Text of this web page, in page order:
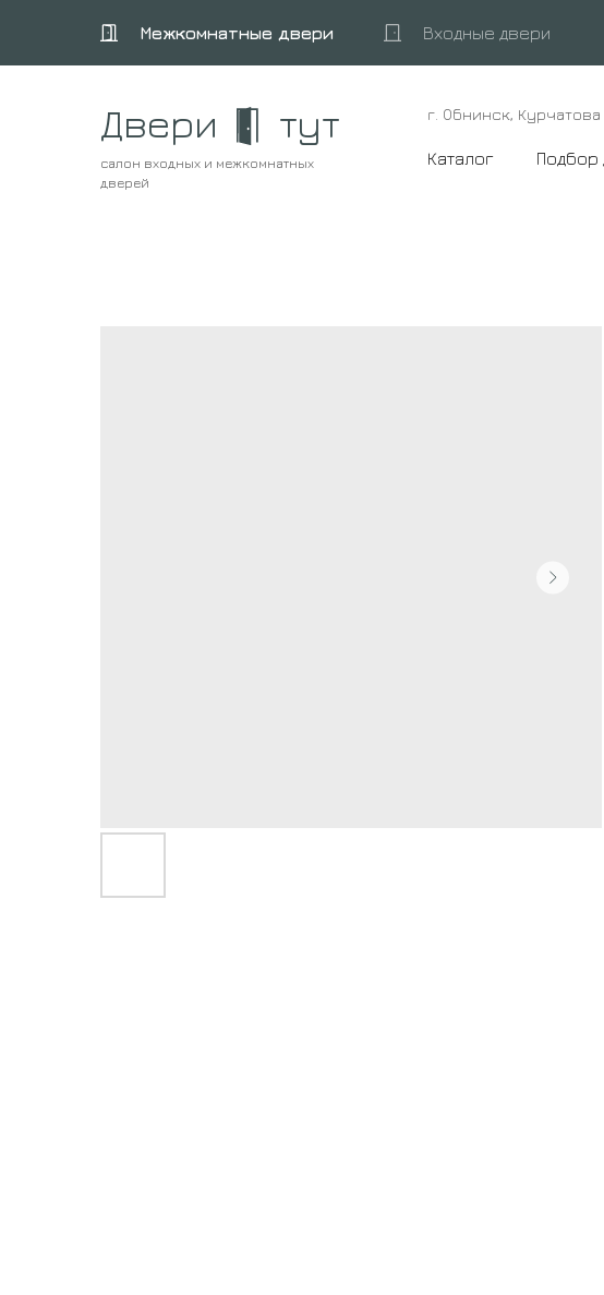
Межкомнатные двери Входные двери
Каталог
салон входных и межкомнатных
дверей
г. Обнинск, Курчатова
Подбор
Двери тут